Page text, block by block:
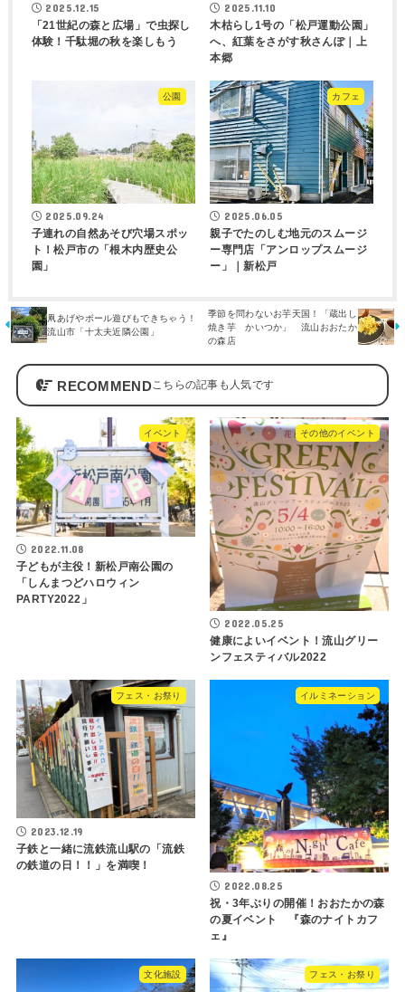
2025.12.15
「21世紀の森と広場」で虫探し
体験！千駄堀の秋を楽しもう
2025.11.10
木枯らし1号の「松戸運動公園」
へ、紅葉をさがす秋さんぽ｜上
本郷
公園
2025.09.24
子連れの自然あそび穴場スポッ
ト！松戸市の「根木内歴史公
園」
カフェ
2025.06.05
親子でたのしむ地元のスムージ
ー専門店「アンロップスムージ
ー」｜新松戸
凧あげやボール遊びもできちゃう！
流山市「十太夫近隣公園」
季節を問わないお芋天国！「蔵出し
焼き芋 かいつか」 流山おおたか
の森店
RECOMMEND
イベント
2022.11.08
子どもが主役！新松戸南公園の
「しんまつどハロウィン
PARTY2022」
その他のイベント
2022.05.25
健康によいイベント！流山グリー
ンフェスティバル2022
フェス・お祭り
2023.12.19
子鉄と一緒に流鉄流山駅の「流鉄
の鉄道の日！！」を満喫！
イルミネーション
2022.08.25
祝・3年ぶりの開催！おおたかの森
の夏イベント 『森のナイトカフ
ェ』
文化施設 フェス・お祭り